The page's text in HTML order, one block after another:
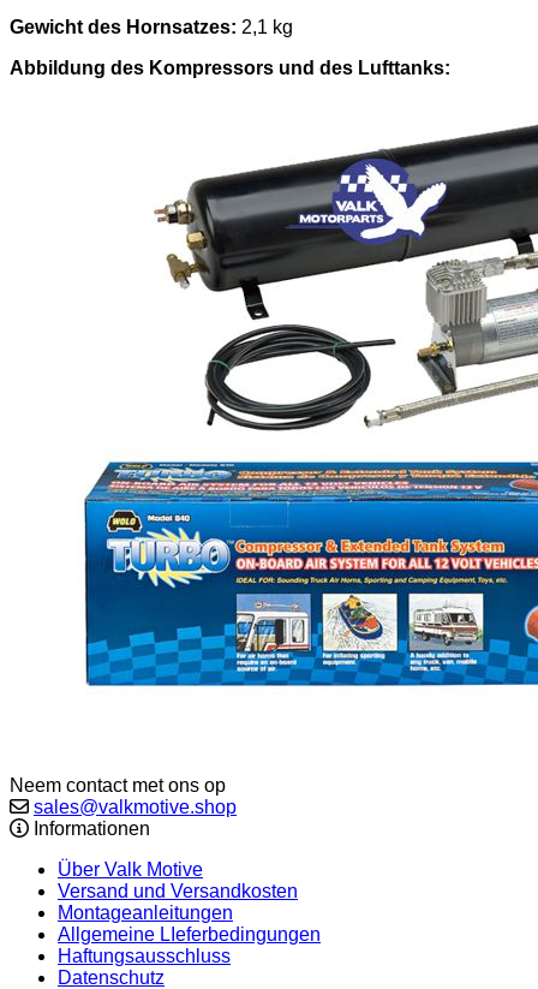
Gewicht des Hornsatzes: 2,1 kg
Abbildung des Kompressors und des Lufttanks:
Neem contact met ons op
sales@valkmotive.shop
Informationen
Über Valk Motive
Versand und Versandkosten
Montageanleitungen
Allgemeine LIeferbedingungen
Haftungsausschluss
Datenschutz